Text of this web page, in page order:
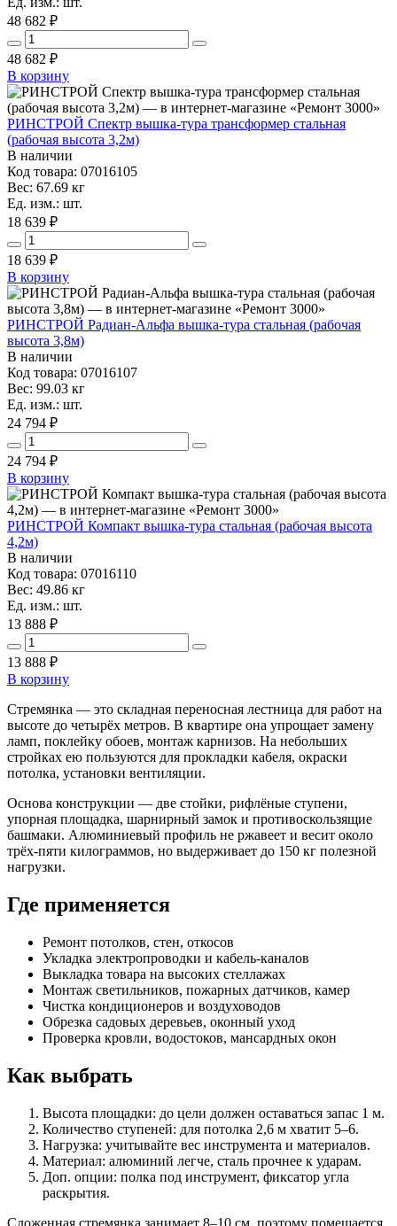
48 682 ₽
48 682 ₽
В корзину
РИНСТРОЙ Спектр вышка-тура трансформер стальная
(рабочая высота 3,2м)
В наличии
Код товара: 07016105
Вес: 67.69 кг
Ед. изм.: шт.
18 639 ₽
18 639 ₽
В корзину
РИНСТРОЙ Радиан-Альфа вышка-тура стальная (рабочая
высота 3,8м)
В наличии
Код товара: 07016107
Вес: 99.03 кг
Ед. изм.: шт.
24 794 ₽
24 794 ₽
В корзину
РИНСТРОЙ Компакт вышка-тура стальная (рабочая высота
4,2м)
В наличии
Код товара: 07016110
Вес: 49.86 кг
Ед. изм.: шт.
13 888 ₽
13 888 ₽
В корзину
Стремянка — это складная переносная лестница для работ на
высоте до четырёх метров. В квартире она упрощает замену
ламп, поклейку обоев, монтаж карнизов. На небольших
стройках ею пользуются для прокладки кабеля, окраски
потолка, установки вентиляции.
Основа конструкции — две стойки, рифлёные ступени,
упорная площадка, шарнирный замок и противоскользящие
башмаки. Алюминиевый профиль не ржавеет и весит около
трёх-пяти килограммов, но выдерживает до 150 кг полезной
нагрузки.
Где применяется
Ремонт потолков, стен, откосов
Укладка электропроводки и кабель-каналов
Выкладка товара на высоких стеллажах
Монтаж светильников, пожарных датчиков, камер
Чистка кондиционеров и воздуховодов
Обрезка садовых деревьев, оконный уход
Проверка кровли, водостоков, мансардных окон
Как выбрать
Высота площадки: до цели должен оставаться запас 1 м.
Количество ступеней: для потолка 2,6 м хватит 5–6.
Нагрузка: учитывайте вес инструмента и материалов.
Материал: алюминий легче, сталь прочнее к ударам.
Доп. опции: полка под инструмент, фиксатор угла
раскрытия.
Сложенная стремянка занимает 8–10 см, поэтому помещается